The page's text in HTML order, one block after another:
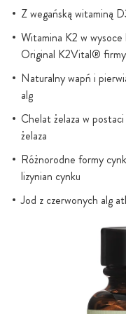
Z wegańską witaminą
Witamina K2 w
Original K2Vital®
Naturalny wapń i
alg
Chelat żelaza w
żelaza
Różnorodne formy
lizynian cynku
Jod z czerwonych alg